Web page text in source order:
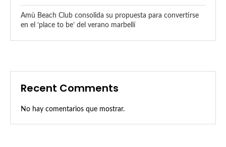
Amù Beach Club consolida su propuesta para convertirse
en el ‘place to be’ del verano marbellí
Recent Comments
No hay comentarios que mostrar.